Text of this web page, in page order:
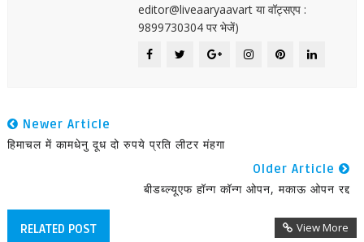
editor@liveaaryaavart या वॉट्सएप :
9899730304 पर भेजें)
Newer Article
हिमाचल में कामधेनु दूध दो रुपये प्रति लीटर मंहगा
Older Article
बीडब्ल्यूएफ हॉन्ग कॉन्ग ओपन, मकाऊ ओपन रद्द
RELATED POST View More